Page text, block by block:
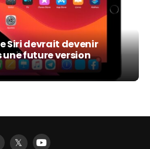
Siri devrait devenir
future version
𝕏